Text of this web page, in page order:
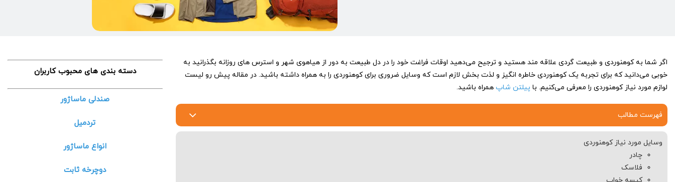
کوهنوردی
به
همراه
داشته
اگر شما به کوهنوردی و طبیعت گردی علاقه مند هستید و ترجیح می‌دهید اوقات فراغت خود را در دل طبیعت به دور از هیاهوی شهر و استرس های روزانه بگذرانید به
خوبی می‌دانید که برای تجربه یک کوهنوردی خاطره انگیز و لذت بخش لازم است که وسایل ضروری برای کوهنوردی را به همراه داشته باشید. در مقاله پیش رو لیست
لوازم مورد نیاز کوهنوردی را معرفی می‌کنیم. با پیلتن شاپ همراه باشید.
فهرست مطالب
وسایل مورد نیاز کوهنوردی
چادر
فلاسک
دسته بندی های محبوب کاربران
صندلی ماساژور
تردمیل
انواع ماساژور
دوچرخه ثابت